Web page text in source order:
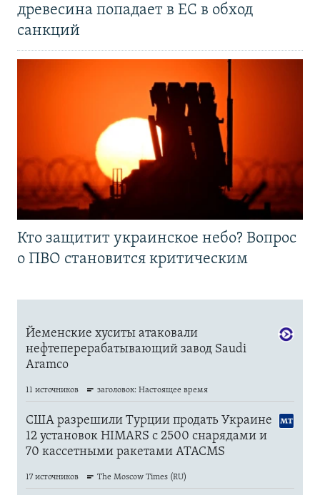
древесина попадает в ЕС в обход
санкций
Кто защитит украинское небо? Вопрос
о ПВО становится критическим